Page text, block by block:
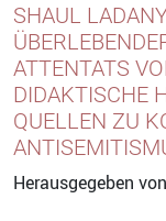
SHAUL
ATTENTATS
DIDAKTISCHE
QUELLEN ZU
Herausgegeben von